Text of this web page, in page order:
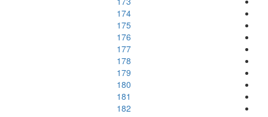
174
175
176
177
178
179
180
181
182